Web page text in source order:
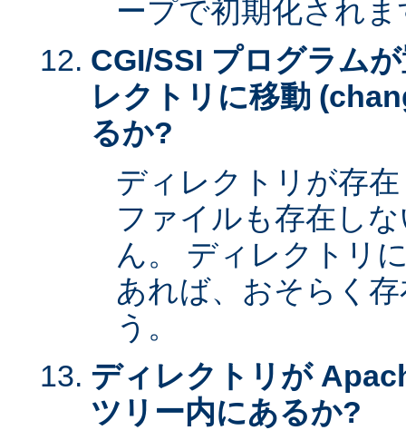
ープで初期化されま
CGI/SSI プログラム
レクトリに移動
るか?
ディレクトリが存
ファイルも存在し
ん。 ディレクトリ
あれば、おそらく
う。
ディレクトリが
ツリー内にあるか?